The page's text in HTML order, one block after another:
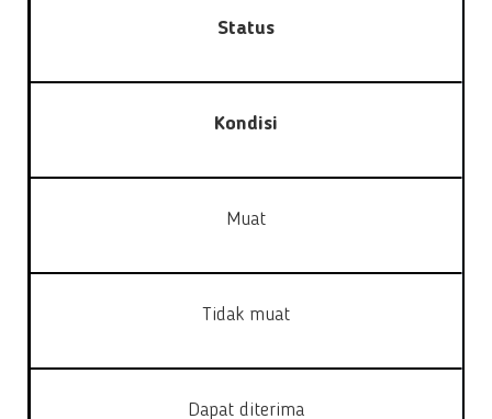
Status
Kondisi
Muat
Tidak muat
Dapat diterima